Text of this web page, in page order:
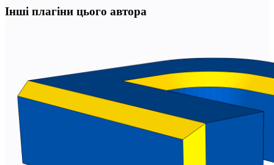
Інші плагіни цього автора